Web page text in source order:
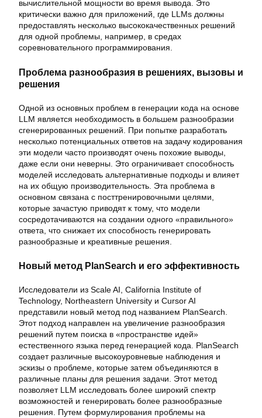
вычислительной мощности во время вывода. Это
критически важно для приложений, где LLMs должны
предоставлять несколько высококачественных решений
для одной проблемы, например, в средах
соревновательного программирования.
Проблема разнообразия в решениях, вызовы и
решения
Одной из основных проблем в генерации кода на основе
LLM является необходимость в большем разнообразии
сгенерированных решений. При попытке разработать
несколько потенциальных ответов на задачу кодирования
эти модели часто производят очень похожие выводы,
даже если они неверны. Это ограничивает способность
моделей исследовать альтернативные подходы и влияет
на их общую производительность. Эта проблема в
основном связана с посттренировочными целями,
которые зачастую приводят к тому, что модели
сосредотачиваются на создании одного «правильного»
ответа, что снижает их способность генерировать
разнообразные и креативные решения.
Новый метод PlanSearch и его эффективность
Исследователи из Scale AI, California Institute of
Technology, Northeastern University и Cursor AI
представили новый метод под названием PlanSearch.
Этот подход направлен на увеличение разнообразия
решений путем поиска в «пространстве идей»
естественного языка перед генерацией кода. PlanSearch
создает различные высокоуровневые наблюдения и
эскизы о проблеме, которые затем объединяются в
различные планы для решения задачи. Этот метод
позволяет LLM исследовать более широкий спектр
возможностей и генерировать более разнообразные
решения. Путем формулирования проблемы на